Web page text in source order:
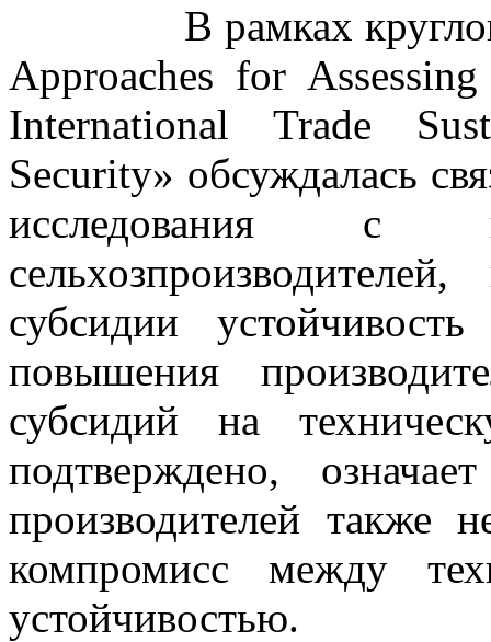
В рамках круглого
Approaches for
International Trade
Security» обсуждалась
исследования с
субсидии
повышения
субсидий на
подтверждено,
производителей также
компромисс между
устойчивостью.